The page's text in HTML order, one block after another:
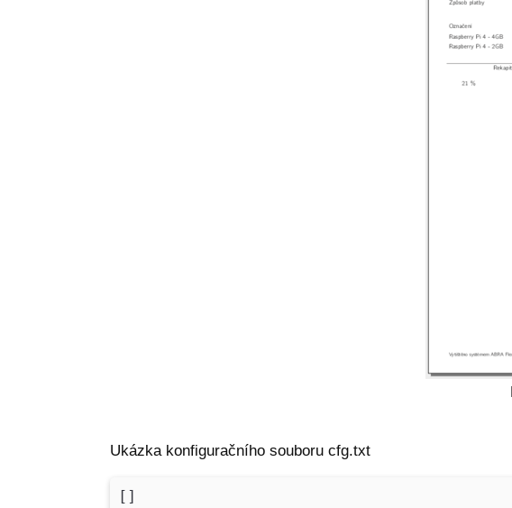
Ukázka konfiguračního souboru cfg.txt
[]